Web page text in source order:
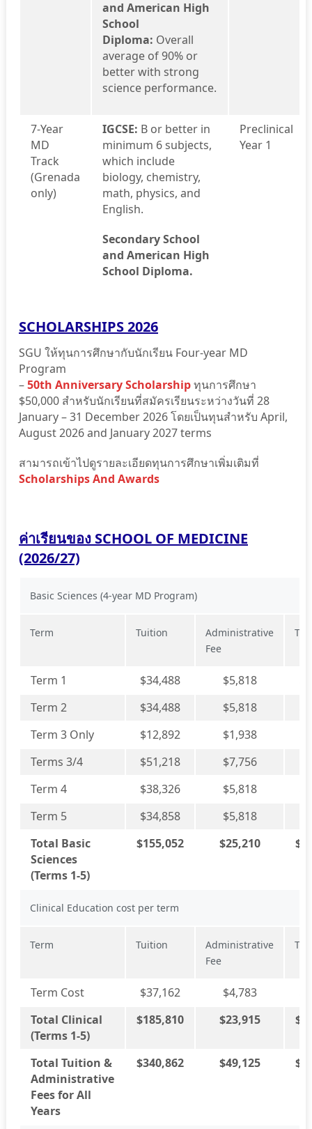
and American High
School
Diploma: Overall
average of 90% or
better with strong
science performance.
7-Year
MD
Track
(Grenada
only)
IGCSE: B or better in
minimum 6 subjects,
which include
biology, chemistry,
math, physics, and
English.
Secondary School
and American High
School Diploma.
Preclinical
Year 1
SCHOLARSHIPS 2026
SGU ให้ทุนการศึกษากับนักเรียน Four-year MD
Program
–50th Anniversary Scholarshipทุนการศึกษา
$50,000 สำหรับนักเรียนที่สมัครเรียนระหว่างวันที่ 28
January – 31 December 2026 โดยเป็นทุนสำหรับ April,
August 2026 and January 2027 terms
สามารถเข้าไปดูรายละเอียดทุนการศึกษาเพิ่มเติมที่
Scholarships And Awards
ค่าเรียนของ SCHOOL OF MEDICINE
(2026/27)
Basic Sciences (4-year MD Program)
Term Tuition
Administrative
Fee
Term 1 $34,488 $5,818
Term 2
$34,488 $5,818
Term 3 Only
$12,892 $1,938
Terms 3/4
$51,218 $7,756
Term 4
$38,326 $5,818
Term 5
$34,858 $5,818
Total Basic
Sciences
(Terms 1-5)
$155,052 $25,210
Clinical Education cost per term
Term Tuition
Administrative
Fee
Term Cost $37,162 $4,783
Total Clinical
(Terms 1-5)
$185,810 $23,915 $
Total Tuition &
Administrative
Fees for All
Years
$340,862 $49,125 $